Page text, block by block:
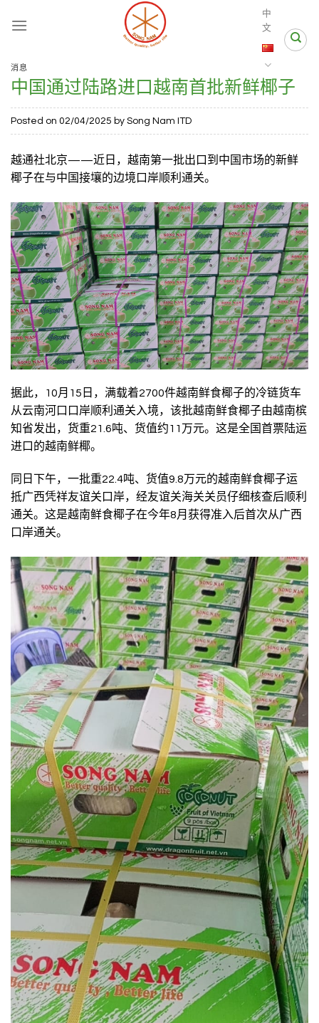
中
文
消息
中国通过陆路进口越南首批新鲜椰子
Posted on 02/04/2025 by Song Nam ITD
越通社北京——近日，越南第一批出口到中国市场的新鲜
椰子在与中国接壤的边境口岸顺利通关。
据此，10月15日，满载着2700件越南鲜食椰子的冷链货车
从云南河口口岸顺利通关入境，该批越南鲜食椰子由越南槟
知省发出，货重21.6吨、货值约11万元。这是全国首票陆运
进口的越南鲜椰。
同日下午，一批重22.4吨、货值9.8万元的越南鲜食椰子运
抵广西凭祥友谊关口岸，经友谊关海关关员仔细核查后顺利
通关。这是越南鲜食椰子在今年8月获得准入后首次从广西
口岸通关。